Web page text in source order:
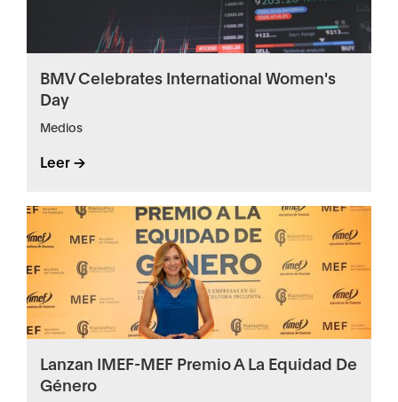
BMV Celebrates International Women's
Day
Medios
Leer ->
Lanzan IMEF-MEF Premio A La Equidad De
Género